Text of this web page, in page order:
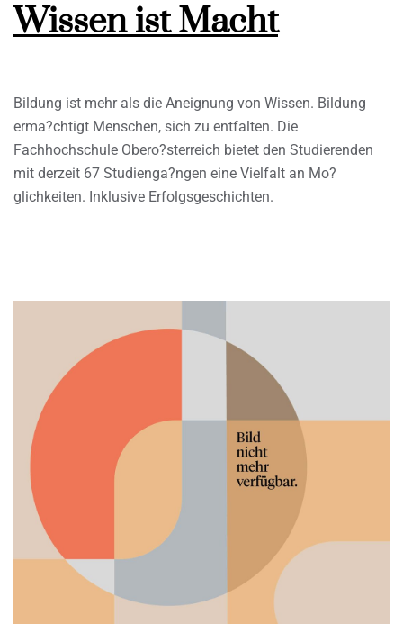
Wissen ist Macht
Bildung ist mehr als die Aneignung von Wissen. Bildung
erma?chtigt Menschen, sich zu entfalten. Die
Fachhochschule Obero?sterreich bietet den Studierenden
mit derzeit 67 Studienga?ngen eine Vielfalt an Mo?
glichkeiten. Inklusive Erfolgsgeschichten.